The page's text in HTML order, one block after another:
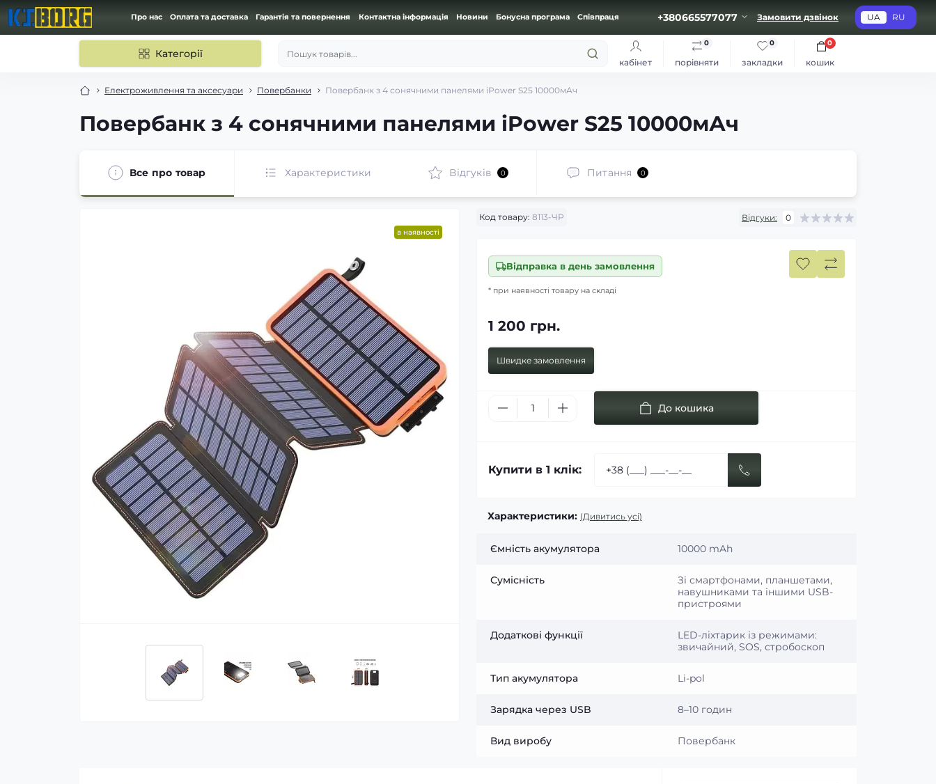
Про нас Оплата та доставка Гарантія та повернення Контактна інформація Новини Бонусна програма Співпраця +380665577077 Замовити дзвінок UA RU
Категорії
Пошук товарів...
кабінет
порівняти
0
закладки
0
кошик
0
Електроживлення та аксесуари Повербанки Повербанк з 4 сонячними панелями iPower S25 10000мАч
Повербанк з 4 сонячними панелями iPower S25 10000мАч
Все про товар Характеристики Відгуків 0 Питання 0
в наявності
Код товару: ​8113-ЧР Відгуки: 0
Відправка в день замовлення
* при наявності товару на складі
1 200 грн.
Швидке замовлення
До кошика
Купити в 1 клік:
Характеристики: (Дивитись усі)
Ємність акумулятора 10000 mAh
Сумісність
Зі смартфонами, планшетами,
навушниками та іншими USB-
пристроями
Додаткові функції
LED-ліхтарик із режимами:
звичайний, SOS, стробоскоп
Тип акумулятора Li-pol
Зарядка через USB 8–10 годин
Вид виробу Повербанк